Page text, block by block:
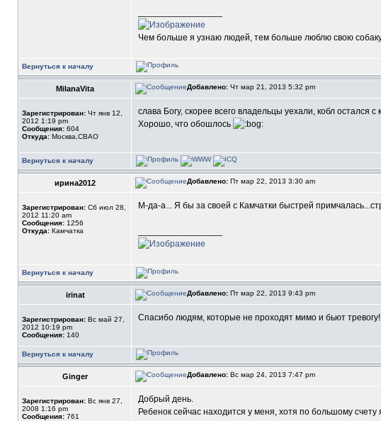
Чем больше я узнаю людей, тем больше люблю свою
Вернуться к началу
MilanaVita Добавлено: Чт мар 21, 2013 5:32 pm
Зарегистрирован: Чт янв 12,
2012 1:19 pm
Сообщения: 604
Откуда: Москва,СВАО
слава Богу, скорее всего владельцы уехали, кобл остался
Хорошо, что обошлось
Вернуться к началу
ирина2012 Добавлено: Пт мар 22, 2013 3:30 am
Зарегистрирован: Сб июл 28,
2012 11:20 am
Сообщения: 1256
Откуда: Камчатка
М-да-а... Я бы за своей с Камчатки быстрей
Вернуться к началу
irinat Добавлено: Пт мар 22, 2013 9:43 pm
Зарегистрирован: Вс май 27,
2012 10:19 pm
Сообщения: 140
Спасибо людям, которые не проходят мимо и бьют тревогу!
Вернуться к началу
Ginger Добавлено: Вс мар 24, 2013 7:47 pm
Зарегистрирован: Вс янв 27,
2008 1:16 pm
Сообщения: 761
Добрый день.
Ребенок сейчас находится у меня, хотя по большому